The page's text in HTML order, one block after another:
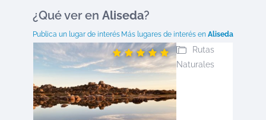
¿Qué ver en Aliseda?
Publica un lugar de interés Más lugares de interés en Aliseda
Rutas
Naturales